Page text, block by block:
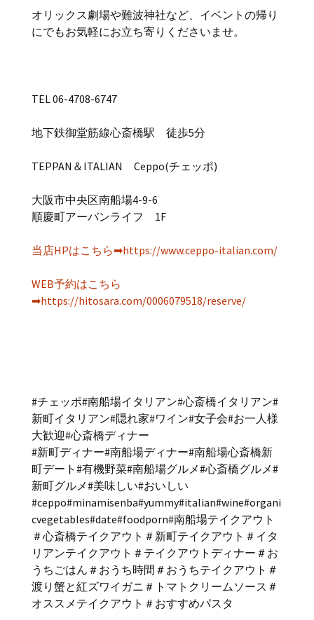
オリックス劇場や難波神社など、イベントの帰り
にでもお気軽にお立ち寄りくださいませ。
TEL 06-4708-6747
地下鉄御堂筋線心斎橋駅 徒歩5分
TEPPAN＆ITALIAN Ceppo(チェッポ)
大阪市中央区南船場4-9-6
順慶町アーバンライフ 1F
当店HPはこちら➡https://www.ceppo-italian.com/
WEB予約はこちら
➡https://hitosara.com/0006079518/reserve/
#チェッポ#南船場イタリアン#心斎橋イタリアン#
新町イタリアン#隠れ家#ワイン#女子会#お一人様
大歓迎#心斎橋ディナー
#新町ディナー#南船場ディナー#南船場心斎橋新
町デート#有機野菜#南船場グルメ#心斎橋グルメ#
新町グルメ#美味しい#おいしい
#ceppo#minamisenba#yummy#italian#wine#organi
cvegetables#date#foodporn#南船場テイクアウト
＃心斎橋テイクアウト＃新町テイクアウト＃イタ
リアンテイクアウト＃テイクアウトディナー＃お
うちごはん＃おうち時間＃おうちテイクアウト＃
渡り蟹と紅ズワイガニ＃トマトクリームソース＃
オススメテイクアウト＃おすすめパスタ